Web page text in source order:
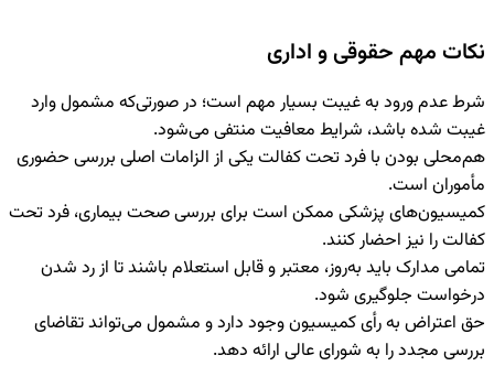
نکات مهم حقوقی و اداری
شرط عدم ورود به غیبت بسیار مهم است؛ در صورتی‌که مشمول وارد
غیبت شده باشد، شرایط معافیت منتفی می‌شود.
هم‌محلی بودن با فرد تحت کفالت یکی از الزامات اصلی بررسی حضوری
مأموران است.
کمیسیون‌های پزشکی ممکن است برای بررسی صحت بیماری، فرد تحت
کفالت را نیز احضار کنند.
تمامی مدارک باید به‌روز، معتبر و قابل استعلام باشندتا از رد شدن
درخواست جلوگیری شود.
حق اعتراض به رأی کمیسیون وجود دارد و مشمول می‌تواند تقاضای
بررسی مجدد را به شورای عالی ارائه دهد.